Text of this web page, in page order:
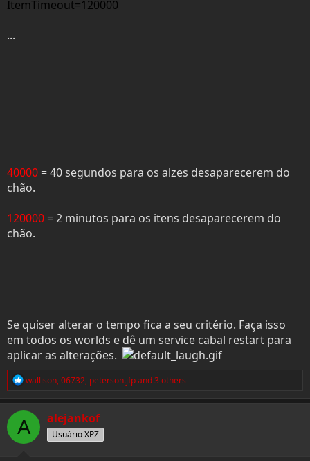
ItemTimeout=120000
...
40000 = 40 segundos para os alzes desaparecerem do
chão.
120000 = 2 minutos para os itens desaparecerem do
chão.
Se quiser alterar o tempo fica a seu critério. Faça isso
em todos os worlds e dê um service cabal restart para
aplicar as alterações.
R
a
c
t
o
wallison,06732, peterson.jfpand 3 others
A alejankof
Usuário XPZ